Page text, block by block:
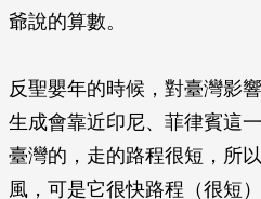
爺說的算數。
反聖嬰年的時候，對臺灣影
生成會靠近印尼、菲律賓這
臺灣的，走的路程很短，所
風，可是它很快路程（很短